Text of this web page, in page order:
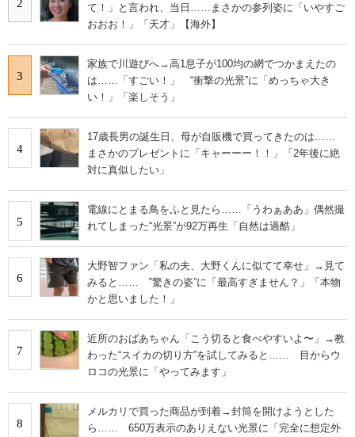
2
て！」と言われ、当日……まさかの参列姿に「いやすご
おおお！」「天才」【海外】
3
家族で川遊びへ→高1息子が100均の網でつかまえたの
は……「すごい！」 “衝撃の光景”に「めっちゃ大き
い！」「楽しそう」
4
17歳長男の誕生日、母が自販機で買ってきたのは……
まさかのプレゼントに「キャーーー！！」「2年後に絶
対に真似したい」
5
電線にとまる鳥をふと見たら……「うわぁああ」偶然撮
れてしまった“光景”が92万再生「自然は過酷」
6
大野智ファン「私の夫、大野くんに似てて幸せ」→見て
みると…… ‟驚きの姿”に「最高すぎません？」「本物
かと思いました！」
7
近所のおばあちゃん「こう切ると食べやすいよ〜」→教
わった“スイカの切り方”を試してみると…… 目からウ
ロコの光景に「やってみます」
8
メルカリで買った商品が到着→封筒を開けようとした
ら…… 650万表示のありえない光景に「完全に想定外